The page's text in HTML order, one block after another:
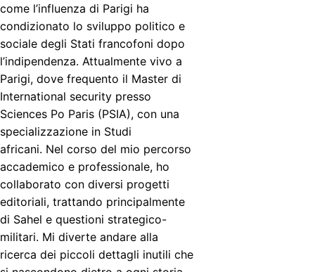
come l’influenza di Parigi ha
condizionato lo sviluppo politico e
sociale degli Stati francofoni dopo
l’indipendenza. Attualmente vivo a
Parigi, dove frequento il Master di
International security presso
Sciences Po Paris (PSIA), con una
specializzazione in Studi
africani. Nel corso del mio percorso
accademico e professionale, ho
collaborato con diversi progetti
editoriali, trattando principalmente
di Sahel e questioni strategico-
militari. Mi diverte andare alla
ricerca dei piccoli dettagli inutili che